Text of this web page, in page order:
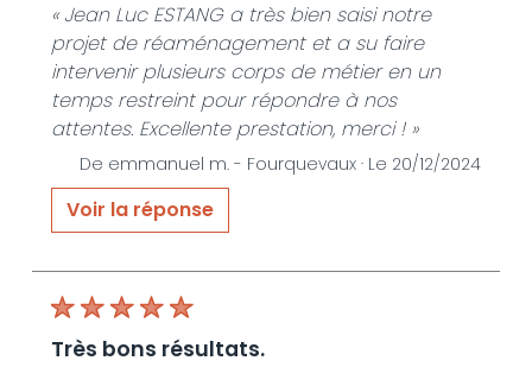
« Jean Luc ESTANG a très bien saisi notre
projet de réaménagement et a su faire
intervenir plusieurs corps de métier en un
temps restreint pour répondre à nos
attentes. Excellente prestation, merci ! »
De emmanuel m. - Fourquevaux · Le 20/12/2024
Voir la réponse
satisfaction des mes clients est ma priorité
Bonne journée Jean luc »
De JLE SERVICES HABITAT - Le 20/12/2024
très bons résultats.